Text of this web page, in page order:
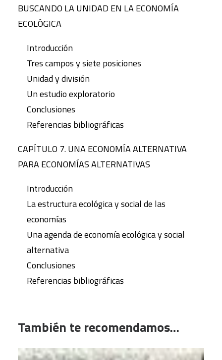
BUSCANDO LA UNIDAD EN LA ECONOMÍA
ECOLÓGICA
Introducción
Tres campos y siete posiciones
Unidad y división
Un estudio exploratorio
Conclusiones
Referencias bibliográficas
CAPÍTULO 7. UNA ECONOMÍA ALTERNATIVA
PARA ECONOMÍAS ALTERNATIVAS
Introducción
La estructura ecológica y social de las
economías
Una agenda de economía ecológica y social
alternativa
Conclusiones
Referencias bibliográficas
También te recomendamos…